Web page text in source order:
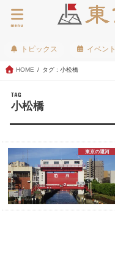
menu
トピックス イベント
HOME タグ : 小松橋
TAG
小松橋
東京の運河